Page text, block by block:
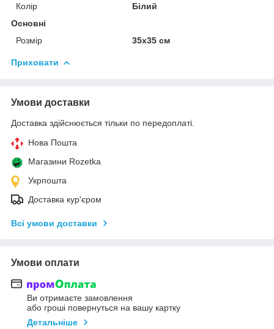
Колір
Білий
Основні
Розмір
35x35 см
Приховати
Умови доставки
Доставка здійснюється тільки по передоплаті.
Нова Пошта
Магазини Rozetka
Укрпошта
Доставка кур'єром
Всі умови доставки
Умови оплати
Ви отримаєте замовлення
або гроші повернуться на вашу картку
Детальніше